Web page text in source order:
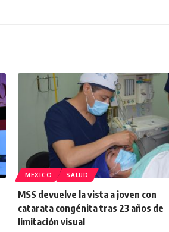
MEXICO SALUD
MSS devuelve la vista a joven con
catarata congénita tras 23 años de
limitación visual